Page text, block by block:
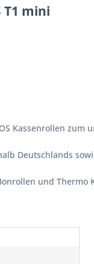
mini
Kassenrollen
Deutschlands
und